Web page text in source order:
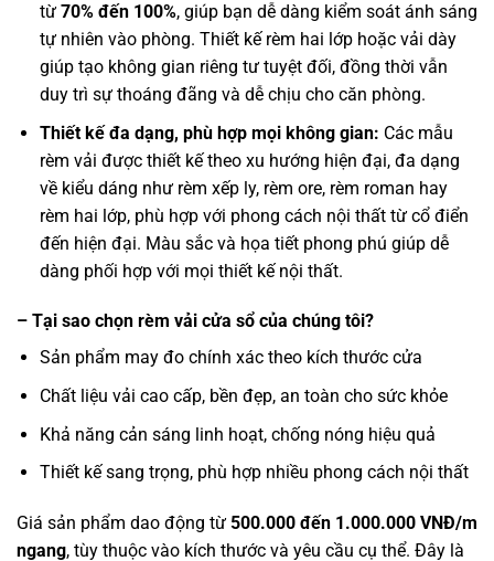
từ 70% đến 100%, giúp bạn dễ dàng kiểm soát ánh sáng
tự nhiên vào phòng. Thiết kế rèm hai lớp hoặc vải dày
giúp tạo không gian riêng tư tuyệt đối, đồng thời vẫn
duy trì sự thoáng đãng và dễ chịu cho căn phòng.
Thiết kế đa dạng, phù hợp mọi không gian: Các mẫu
rèm vải được thiết kế theo xu hướng hiện đại, đa dạng
về kiểu dáng như rèm xếp ly, rèm ore, rèm roman hay
rèm hai lớp, phù hợp với phong cách nội thất từ cổ điển
đến hiện đại. Màu sắc và họa tiết phong phú giúp dễ
dàng phối hợp với mọi thiết kế nội thất.
– Tại sao chọn rèm vải cửa sổ của chúng tôi?
Sản phẩm may đo chính xác theo kích thước cửa
Chất liệu vải cao cấp, bền đẹp, an toàn cho sức khỏe
Khả năng cản sáng linh hoạt, chống nóng hiệu quả
Thiết kế sang trọng, phù hợp nhiều phong cách nội thất
Giá sản phẩm dao động từ 500.000 đến 1.000.000 VNĐ/m
ngang, tùy thuộc vào kích thước và yêu cầu cụ thể. Đây là